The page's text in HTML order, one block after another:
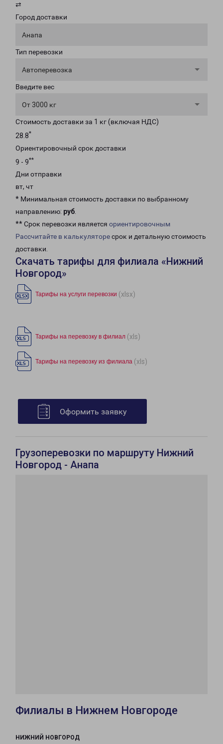
⇄
Город доставки
Анапа
Тип перевозки
Автоперевозка
Введите вес
От 3000 кг
Стоимость доставки за 1 кг (включая НДС)
28.8*
Ориентировочный срок доставки
9 - 9**
Дни отправки
вт, чт
* Минимальная стоимость доставки по выбранному
направлению: руб.
** Срок перевозки является ориентировочным
Рассчитайте в калькуляторесрок и детальную стоимость
доставки.
Скачать тарифы для филиала «Нижний
Новгород»
Тарифы на услуги перевозки (xlsx)
Тарифы на перевозку в филиал (xls)
Тарифы на перевозку из филиала (xls)
Оформить заявку
Грузоперевозки по маршруту Нижний
Новгород - Анапа
Филиалы в Нижнем Новгороде
НИЖНИЙ НОВГОРОД